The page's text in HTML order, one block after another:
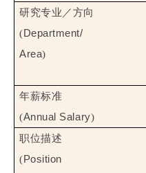
研究专业／方向
(Department/
Area)
年薪标准
(Annual Salary)
职位描述
(Position